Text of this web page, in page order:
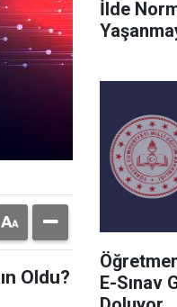
Oldu?
İlde
E-Sınav